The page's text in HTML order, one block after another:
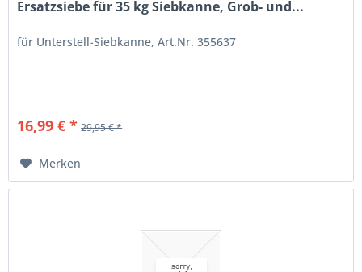
Ersatzsiebe für 35 kg Siebkanne, Grob- und...
für Unterstell-Siebkanne, Art.Nr. 355637
16,99 € * 29,95 € *
Merken